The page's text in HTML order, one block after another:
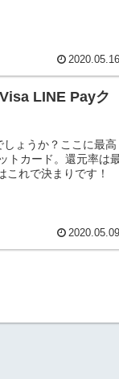
2020.05.16
LINE Payク
ょうか？ここに最高
トカード。還元率は
れで決まりです！
2020.05.09